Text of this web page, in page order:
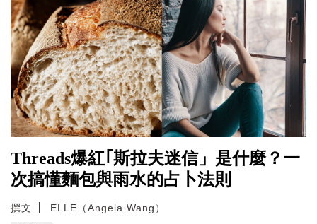
Threads爆紅｢斯拉夫迷信」是什麼？一
次搞懂麵包與雨水的占卜法則
撰文 ELLE（Angela Wang）